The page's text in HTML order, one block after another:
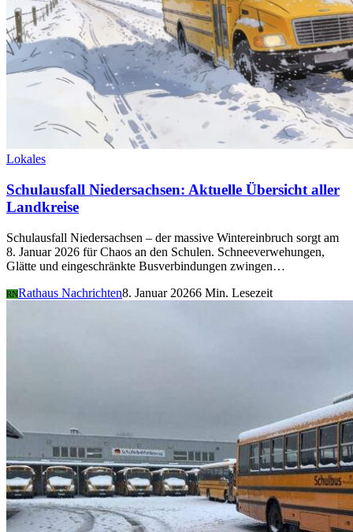
Lokales
Schulausfall Niedersachsen: Aktuelle Übersicht aller
Landkreise
Schulausfall Niedersachsen – der massive Wintereinbruch sorgt am
8. Januar 2026 für Chaos an den Schulen. Schneeverwehungen,
Glätte und eingeschränkte Busverbindungen zwingen…
RNRathaus Nachrichten8. Januar 20266 Min. Lesezeit